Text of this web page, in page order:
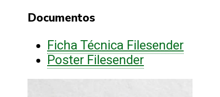
Documentos
Ficha Técnica Filesender
Poster Filesender